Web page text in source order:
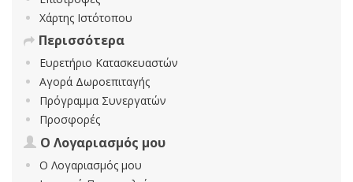
Χάρτης Ιστότοπου
Περισσότερα
Ευρετήριο Κατασκευαστών
Αγορά Δωροεπιταγής
Πρόγραμμα Συνεργατών
Προσφορές
Ο Λογαριασμός μου
Ο Λογαριασμός μου